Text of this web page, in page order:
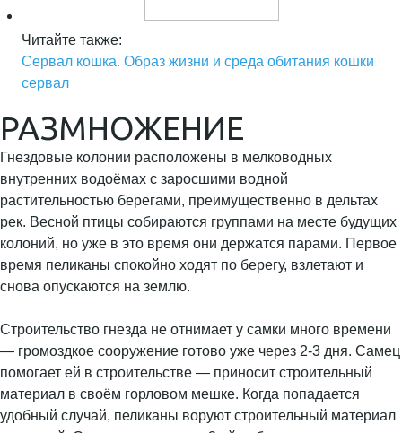
Читайте также:
Сервал кошка. Образ жизни и среда обитания кошки
сервал
РАЗМНОЖЕНИЕ
Гнездовые колонии расположены в мелководных
внутренних водоёмах с заросшими водной
растительностью берегами, преимущественно в дельтах
рек. Весной птицы собираются группами на месте будущих
колоний, но уже в это время они держатся парами. Первое
время пеликаны спокойно ходят по берегу, взлетают и
снова опускаются на землю.
Строительство гнезда не отнимает у самки много времени
— громоздкое сооружение готово уже через 2-3 дня. Самец
помогает ей в строительстве — приносит строительный
материал в своём горловом мешке. Когда попадается
удобный случай, пеликаны воруют строительный материал